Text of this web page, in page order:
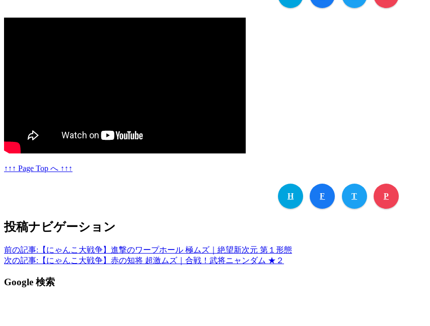
↑↑↑ Page Top へ ↑↑↑
H F T P
投稿ナビゲーション
前の記事: 【にゃんこ大戦争】進撃のワープホール 極ムズ｜絶望新次元 第１形態
次の記事: 【にゃんこ大戦争】赤の知将 超激ムズ｜合戦！武将ニャンダム ★２
Google 検索